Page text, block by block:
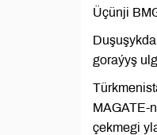
Üçünji
goraýyş
MAGATE-
çekmegi